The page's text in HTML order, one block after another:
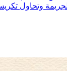
وتحاول